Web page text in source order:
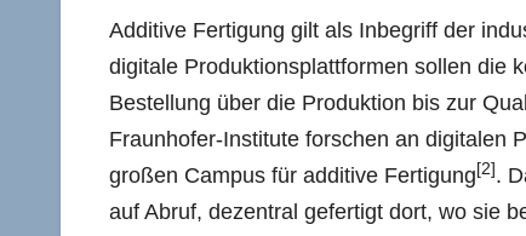
Additive Fertigung gilt als Inbegriff der
digitale Produktionsplattformen sollen die
Bestellung über die Produktion bis zur
Fraunhofer-Institute forschen an digitalen
großen Campus für additive Fertigung [2] .
auf Abruf, dezentral gefertigt dort, wo sie